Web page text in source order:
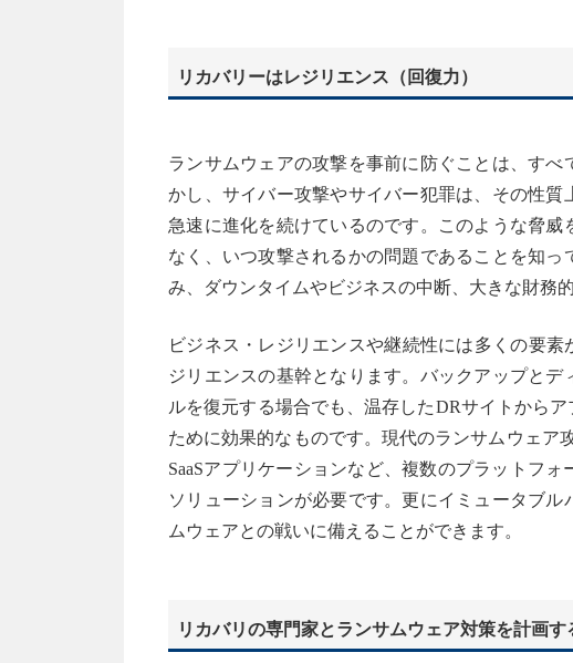
リカバリーはレジリエンス（回復力）
ランサムウェアの攻撃を事前に防ぐことは、す
かし、サイバー攻撃やサイバー犯罪は、その性
急速に進化を続けているのです。このような脅
なく、いつ攻撃されるかの問題であることを知
み、ダウンタイムやビジネスの中断、大きな財務
ビジネス・レジリエンスや継続性には多くの要
ジリエンスの基幹となります。バックアップと
ルを復元する場合でも、温存したDRサイトから
ために効果的なものです。現代のランサムウェア
SaaSアプリケーションなど、複数のプラットフ
ソリューションが必要です。更にイミュータブ
ムウェアとの戦いに備えることができます。
リカバリの専門家とランサムウェア対策を計画す